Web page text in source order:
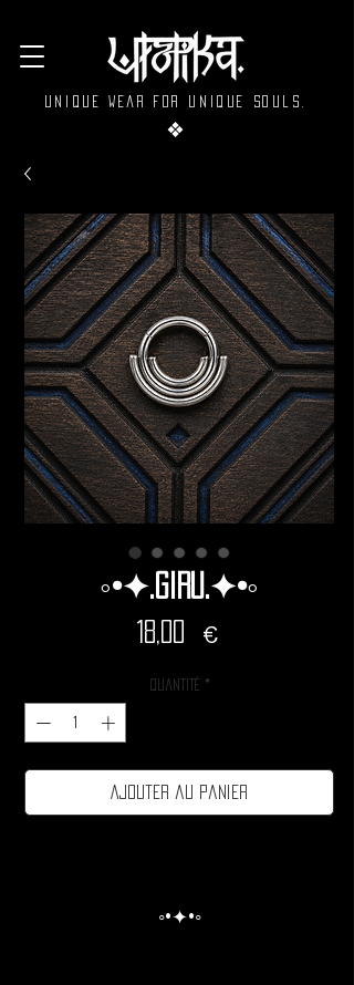
Unique wear for unique souls.
❖
◦•✦.Giru.✦•◦
18,00 €Prix
Quantité *
Ajouter au panier
◦•✦•◦